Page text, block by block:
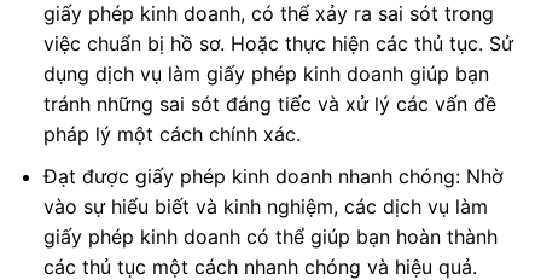
giấy phép kinh doanh, có thể xảy ra sai sót trong
việc chuẩn bị hồ sơ. Hoặc thực hiện các thủ tục. Sử
dụng dịch vụ làm giấy phép kinh doanh giúp bạn
tránh những sai sót đáng tiếc và xử lý các vấn đề
pháp lý một cách chính xác.
Đạt được giấy phép kinh doanh nhanh chóng: Nhờ
vào sự hiểu biết và kinh nghiệm, các dịch vụ làm
giấy phép kinh doanh có thể giúp bạn hoàn thành
các thủ tục một cách nhanh chóng và hiệu quả.